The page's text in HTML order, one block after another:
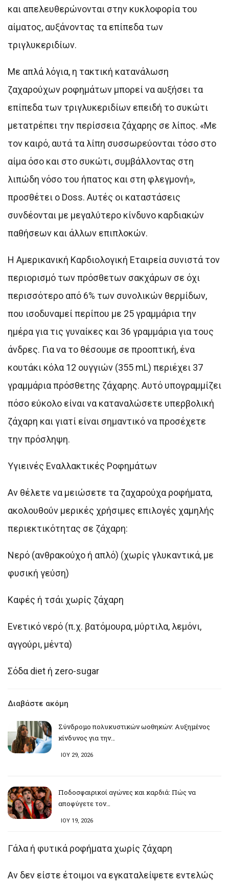
και απελευθερώνονται στην κυκλοφορία του
αίματος, αυξάνοντας τα επίπεδα των
τριγλυκεριδίων.
Με απλά λόγια, η τακτική κατανάλωση
ζαχαρούχων ροφημάτων μπορεί να αυξήσει τα
επίπεδα των τριγλυκεριδίων επειδή το συκώτι
μετατρέπει την περίσσεια ζάχαρης σε λίπος. «Με
τον καιρό, αυτά τα λίπη συσσωρεύονται τόσο στο
αίμα όσο και στο συκώτι, συμβάλλοντας στη
λιπώδη νόσο του ήπατος και στη φλεγμονή»,
προσθέτει ο Doss. Αυτές οι καταστάσεις
συνδέονται με μεγαλύτερο κίνδυνο καρδιακών
παθήσεων και άλλων επιπλοκών.
Η Αμερικανική Καρδιολογική Εταιρεία συνιστά τον
περιορισμό των πρόσθετων σακχάρων σε όχι
περισσότερο από 6% των συνολικών θερμίδων,
που ισοδυναμεί περίπου με 25 γραμμάρια την
ημέρα για τις γυναίκες και 36 γραμμάρια για τους
άνδρες. Για να το θέσουμε σε προοπτική, ένα
κουτάκι κόλα 12 ουγγιών (355 mL) περιέχει 37
γραμμάρια πρόσθετης ζάχαρης. Αυτό υπογραμμίζει
πόσο εύκολο είναι να καταναλώσετε υπερβολική
ζάχαρη και γιατί είναι σημαντικό να προσέχετε
την πρόσληψη.
Υγιεινές Εναλλακτικές Ροφημάτων
Αν θέλετε να μειώσετε τα ζαχαρούχα ροφήματα,
ακολουθούν μερικές χρήσιμες επιλογές χαμηλής
περιεκτικότητας σε ζάχαρη:
Νερό (ανθρακούχο ή απλό) (χωρίς γλυκαντικά, με
φυσική γεύση)
Καφές ή τσάι χωρίς ζάχαρη
Ενετικό νερό (π.χ. βατόμουρα, μύρτιλα, λεμόνι,
αγγούρι, μέντα)
Σόδα diet ή zero-sugar
Διαβάστε ακόμη
Σύνδρομο πολυκυστικών ωοθηκών: Αυξημένος
κίνδυνος για την…
ΙΟΥ 29, 2026
Ποδοσφαιρικοί αγώνες και καρδιά: Πώς να
αποφύγετε τον…
ΙΟΥ 19, 2026
Γάλα ή φυτικά ροφήματα χωρίς ζάχαρη
Αν δεν είστε έτοιμοι να εγκαταλείψετε εντελώς